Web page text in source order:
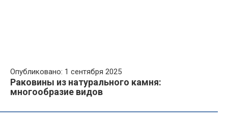
Опубликовано: 1 сентября 2025
Раковины из натурального камня:
многообразие видов